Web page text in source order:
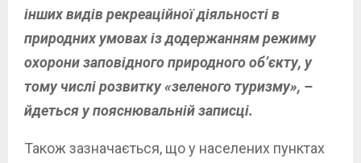
інших видів рекреаційної діяльності в
природних умовах із додержанням режиму
охорони заповідного природного об’єкту, у
тому числі розвитку «зеленого туризму», –
йдеться у пояснювальній записці.
Також зазначається, що у населених пунктах